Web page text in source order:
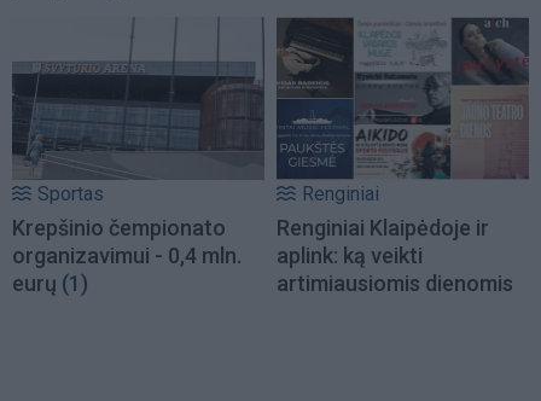
Sportas
Krepšinio čempionato
organizavimui - 0,4 mln.
eurų (1)
Renginiai
Renginiai Klaipėdoje ir
aplink: ką veikti
artimiausiomis dienomis